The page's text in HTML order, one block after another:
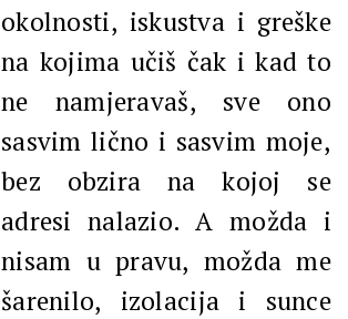
okolnosti, iskustva i greške
na kojima učiš čak i kad to
ne namjeravaš, sve ono
sasvim lično i sasvim moje,
bez obzira na kojoj se
adresi nalazio. A možda i
nisam u pravu, možda me
šarenilo, izolacija i sunce